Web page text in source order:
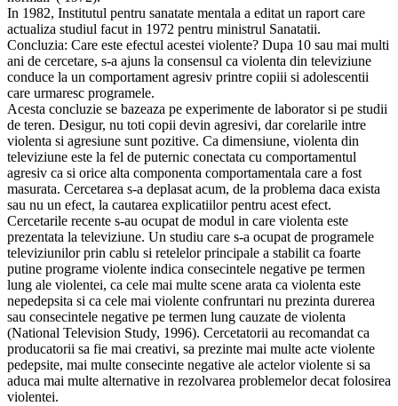
In 1982, Institutul pentru sanatate mentala a editat un raport care
actualiza studiul facut in 1972 pentru ministrul Sanatatii.
Concluzia: Care este efectul acestei violente? Dupa 10 sau mai multi
ani de cercetare, s-a ajuns la consensul ca violenta din televiziune
conduce la un comportament agresiv printre copiii si adolescentii
care urmaresc programele.
Acesta concluzie se bazeaza pe experimente de laborator si pe studii
de teren. Desigur, nu toti copii devin agresivi, dar corelarile intre
violenta si agresiune sunt pozitive. Ca dimensiune, violenta din
televiziune este la fel de puternic conectata cu comportamentul
agresiv ca si orice alta componenta comportamentala care a fost
masurata. Cercetarea s-a deplasat acum, de la problema daca exista
sau nu un efect, la cautarea explicatiilor pentru acest efect.
Cercetarile recente s-au ocupat de modul in care violenta este
prezentata la televiziune. Un studiu care s-a ocupat de programele
televiziunilor prin cablu si retelelor principale a stabilit ca foarte
putine programe violente indica consecintele negative pe termen
lung ale violentei, ca cele mai multe scene arata ca violenta este
nepedepsita si ca cele mai violente confruntari nu prezinta durerea
sau consecintele negative pe termen lung cauzate de violenta
(National Television Study, 1996). Cercetatorii au recomandat ca
producatorii sa fie mai creativi, sa prezinte mai multe acte violente
pedepsite, mai multe consecinte negative ale actelor violente si sa
aduca mai multe alternative in rezolvarea problemelor decat folosirea
violentei.